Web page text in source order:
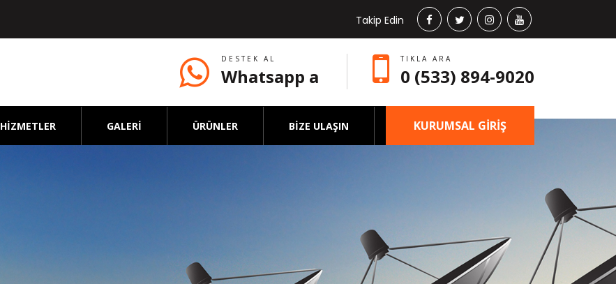
Takip Edin
DESTEK AL
Whatsapp a
TIKLA ARA
0 (533) 894-9020
HİZMETLER GALERİ ÜRÜNLER BİZE ULAŞIN KURUMSAL GİRİŞ